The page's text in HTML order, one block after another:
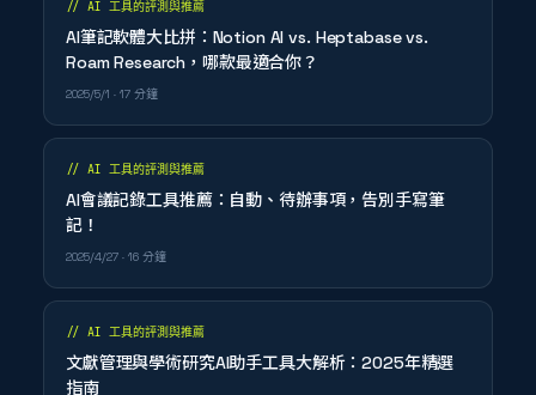
// AI 工具的評測與推薦
AI筆記軟體大比拼：Notion AI vs. Heptabase vs.
Roam Research，哪款最適合你？
2025/5/1 · 17 分鐘
// AI 工具的評測與推薦
AI會議記錄工具推薦：自動、待辦事項，告別手寫筆
記！
2025/4/27 · 16 分鐘
// AI 工具的評測與推薦
文獻管理與學術研究AI助手工具大解析：2025年精選
指南